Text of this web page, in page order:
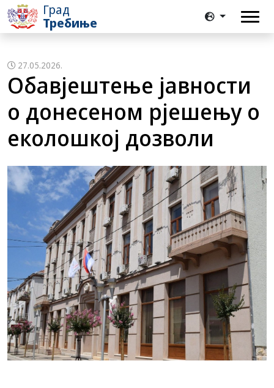
Град
Требиње
27.05.2026.
Обавјештење јавности
о донесеном рјешењу о
еколошкој дозволи